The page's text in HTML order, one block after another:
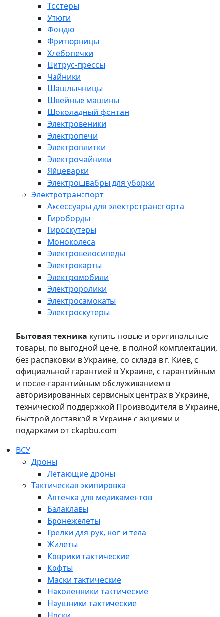
Тостеры
Утюги
Фондю
Фритюрницы
Хлебопечки
Цитрус-прессы
Чайники
Шашлычницы
Швейные машины
Шоколадный фонтан
Электровеники
Электропечи
Электроплитки
Электрочайники
Яйцеварки
Электрошвабры для уборки
Электротранспорт
Аксессуары для электротранспорта
Гироборды
Гироскутеры
Моноколеса
Электровелосипеды
Электрокарты
Электромобили
Электроролики
Электросамокаты
Электроскутеры
Бытовая техника купить новые и оригинальные
товары, по выгодной цене, в полной комплектации,
без распаковки в Украине, со склада в г. Киев, с
официальной гарантией в Украине, с гарантийным
и после-гарантийным обслуживанием в
авторизированных сервисных центрах в Украине,
технической поддержкой Производителя в Украине,
быстрой доставкой в Украине с акциями и
подарками от ckapbu.com
ВСУ
Дроны
Летающие дроны
Тактическая экипировка
Аптечка для медикаментов
Балаклавы
Бронежелеты
Грелки для рук, ног и тела
Жилеты
Коврики тактические
Кофты
Маски тактические
Наколенники тактические
Наушники тактические